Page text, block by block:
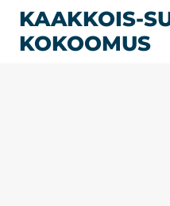
Siirry
sisältöön
KAAKKOIS-
KOKOOMUS